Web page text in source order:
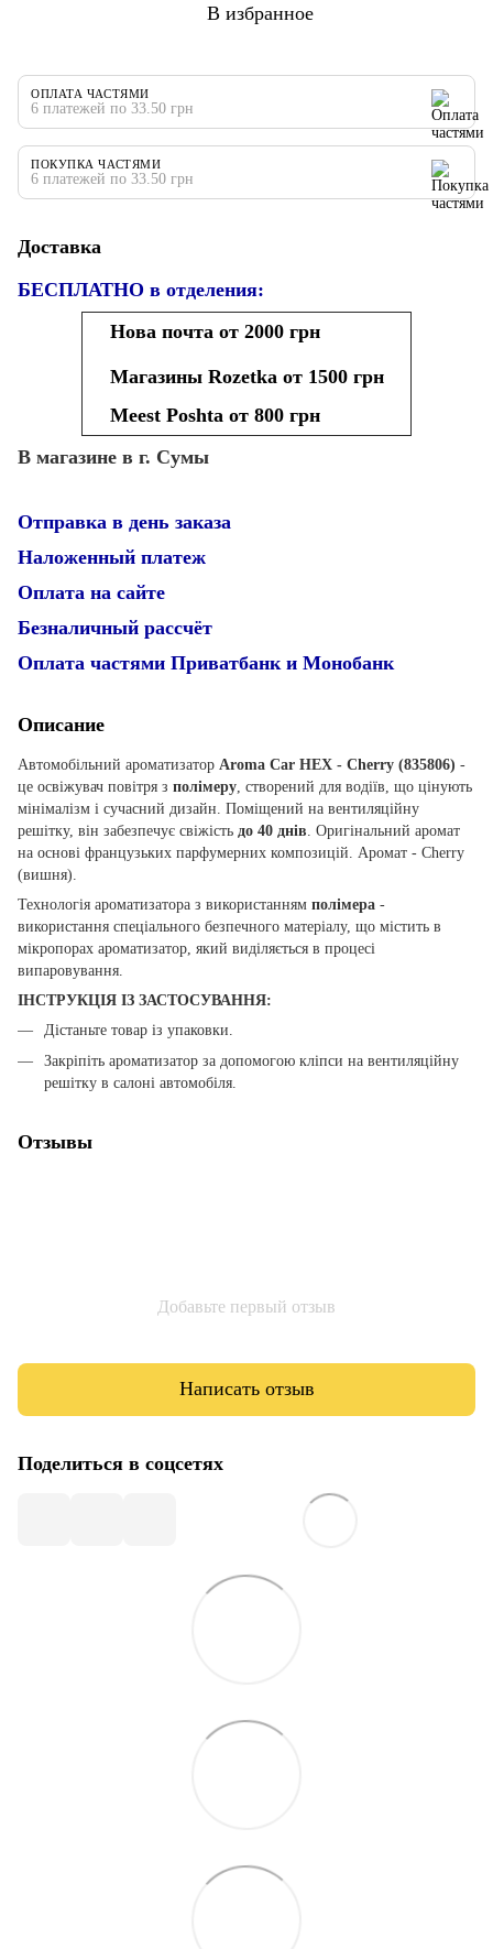
В избранное
ОПЛАТА ЧАСТЯМИ
6 платежей по 33.50 грн
ПОКУПКА ЧАСТЯМИ
6 платежей по 33.50 грн
Доставка
БЕСПЛАТНО в отделения:
Нова почта от 2000 грн
Магазины Rozetka от 1500 грн
Meest Poshta от 800 грн
В магазине в г. Сумы
Отправка в день заказа
Наложенный платеж
Оплата на сайте
Безналичный рассчёт
Оплата частями Приватбанк и Монобанк
Описание
Автомобільний ароматизатор Aroma Car HEX - Cherry (835806) -
це освіжувач повітря з полімеру , створений для водіїв, що цінують
мінімалізм і сучасний дизайн. Поміщений на вентиляційну
решітку, він забезпечує свіжість до 40 днів . Оригінальний аромат
на основі французьких парфумерних композицій. Аромат - Cherry
(вишня).
Технологія ароматизатора з використанням полімера -
використання спеціального безпечного матеріалу, що містить в
мікропорах ароматизатор, який виділяється в процесі
випаровування.
ІНСТРУКЦІЯ ІЗ ЗАСТОСУВАННЯ:
Дістаньте товар із упаковки.
Закріпіть ароматизатор за допомогою кліпси на вентиляційну
решітку в салоні автомобіля.
Отзывы
Добавьте первый отзыв
Написать отзыв
Поделиться в соцсетях